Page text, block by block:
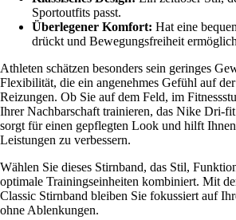
Sportoutfits passt.
Überlegener Komfort: Hat eine
drückt und Bewegungsfreiheit
Athleten schätzen besonders sein geringes
Flexibilität, die ein angenehmes Gefühl auf
Reizungen. Ob Sie auf dem Feld, im
Ihrer Nachbarschaft trainieren, das Nike Dri-
sorgt für einen gepflegten Look und hilft
Leistungen zu verbessern.
Wählen Sie dieses Stirnband, das Stil,
optimale Trainingseinheiten kombiniert. Mit
Classic Stirnband bleiben Sie fokussiert auf
ohne Ablenkungen.